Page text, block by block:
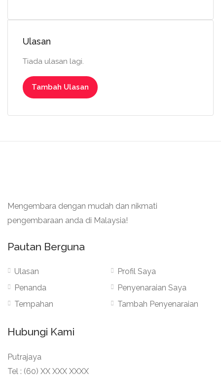
Ulasan
Tiada ulasan lagi.
Tambah Ulasan
Mengembara dengan mudah dan nikmati
pengembaraan anda di Malaysia!
Pautan Berguna
Ulasan
Penanda
Tempahan
Profil Saya
Penyenaraian Saya
Tambah Penyenaraian
Hubungi Kami
Putrajaya
Tel : (60) XX XXX XXXX